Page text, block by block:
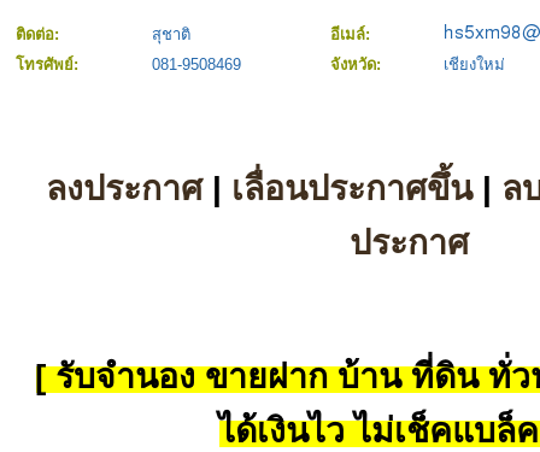
ติดต่อ: สุชาติ
อีเมล์:
โทรศัพย์:
081-9508469 จังหวัด: เชียงใหม่
ลงประกาศ| เลื่อนประกาศขึ้น| ล
ประกาศ
[ รับจำนอง ขายฝาก บ้าน ที่ดิน ทั่ว
ได้เงินไว ไม่เช็คแบล็